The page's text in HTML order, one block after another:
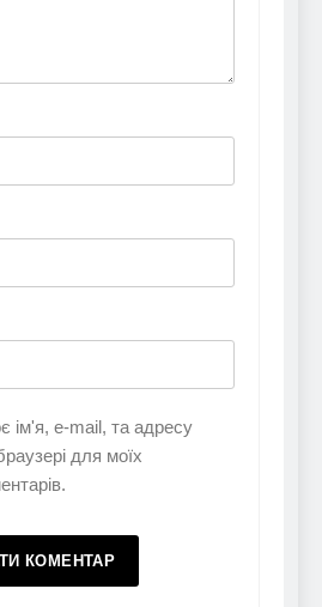
ім'я, e-mail, та адресу
для моїх